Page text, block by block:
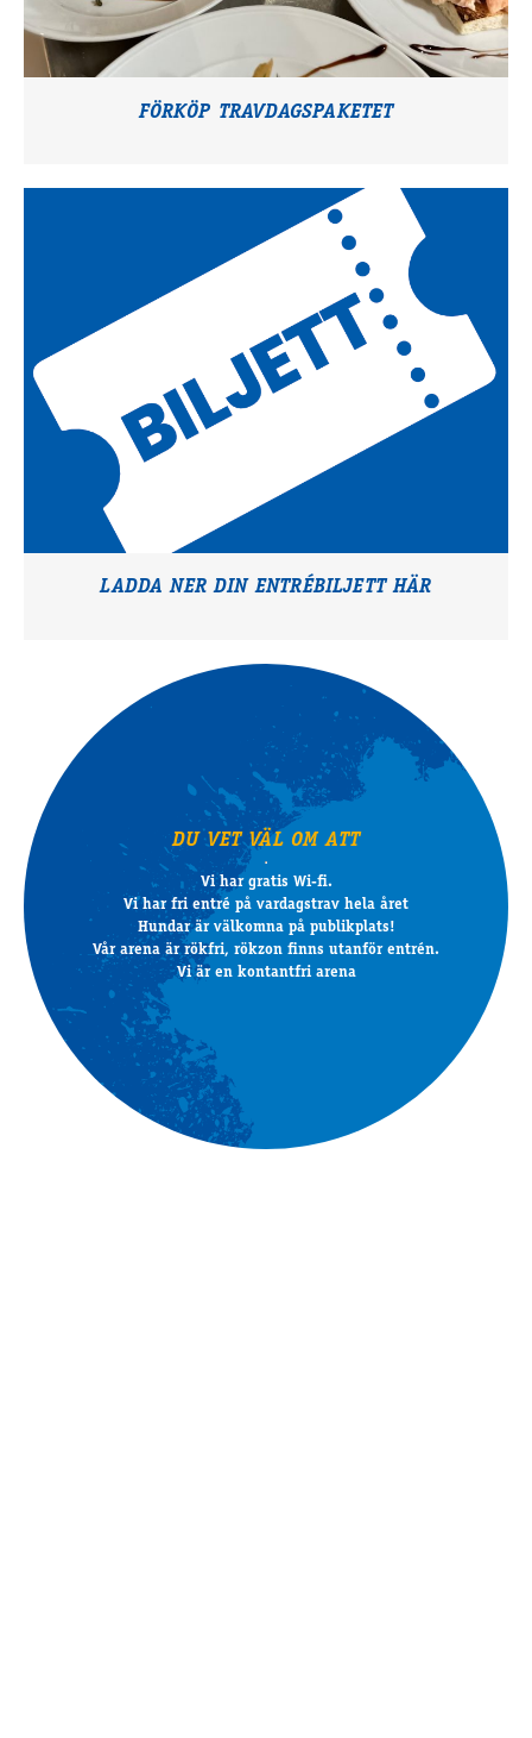
FÖRKÖP TRAVDAGSPAKETET
LADDA NER DIN ENTRÉBILJETT HÄR
DU VET VÄL OM ATT
Vi har gratis Wi-fi.
Vi har fri entré på vardagstrav hela året
Hundar är välkomna på publikplats!
Vår arena är rökfri, rökzon finns utanför entrén.
Vi är en kontantfri arena